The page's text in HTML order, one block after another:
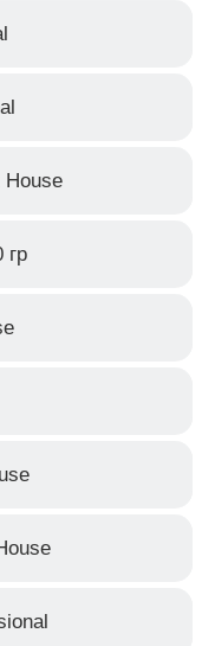
House
гр